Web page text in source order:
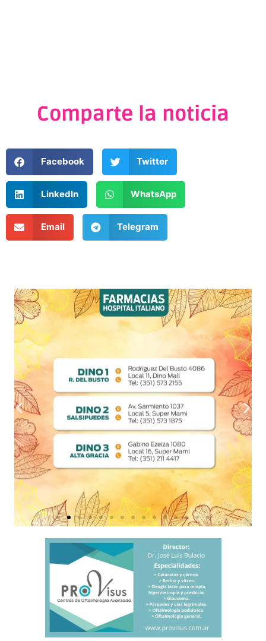
Comparte la noticia
Facebook Twitter
LinkedIn WhatsApp
Email Telegram